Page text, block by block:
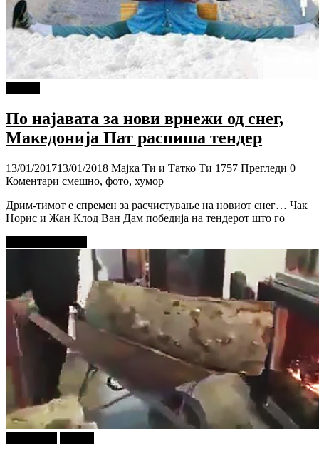
По најавата за нови врнежи од снег,
Македонија Пат распиша тендер
13/01/201713/01/2018 Мајка Ти и Татко Ти 1757 Прегледи 0
Коментари смешно, фото, хумор
Дрим-тимот е спремен за расчистување на новиот снег… Чак
Норис и Жан Клод Ван Дам победија на тендерот што го